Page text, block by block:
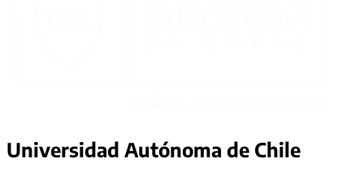
Universidad Autónoma de Chile